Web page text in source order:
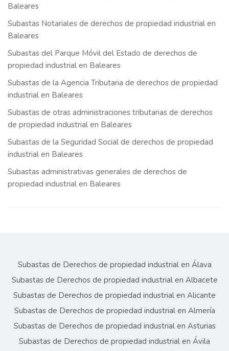
Baleares
Subastas Notariales de derechos de propiedad industrial en
Baleares
Subastas del Parque Móvil del Estado de derechos de
propiedad industrial en Baleares
Subastas de la Agencia Tributaria de derechos de propiedad
industrial en Baleares
Subastas de otras administraciones tributarias de derechos
de propiedad industrial en Baleares
Subastas de la Seguridad Social de derechos de propiedad
industrial en Baleares
Subastas administrativas generales de derechos de
propiedad industrial en Baleares
Subastas de Derechos de propiedad industrial en Álava
Subastas de Derechos de propiedad industrial en Albacete
Subastas de Derechos de propiedad industrial en Alicante
Subastas de Derechos de propiedad industrial en Almería
Subastas de Derechos de propiedad industrial en Asturias
Subastas de Derechos de propiedad industrial en Ávila